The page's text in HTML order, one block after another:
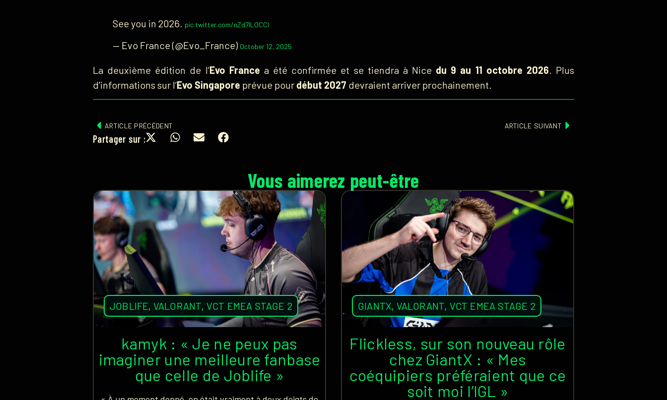
See you in 2026. pic.twitter.com/nZd7ILOCCl
— Evo France (@Evo_France) October 12, 2025
La deuxième édition de l’Evo France a été confirmée et se tiendra à Nice du 9 au 11 octobre 2026. Plus
d’informations sur l’Evo Singapore prévue pour début 2027 devraient arriver prochainement.
ARTICLE PRÉCÉDENT ARTICLE SUIVANT
Partager sur :
Vous aimerez peut-être
JOBLIFE, VALORANT, VCT EMEA STAGE 2
kamyk : « Je ne peux pas
imaginer une meilleure fanbase
que celle de Joblife »
GIANTX, VALORANT, VCT EMEA STAGE 2
Flickless, sur son nouveau rôle
chez GiantX : « Mes
coéquipiers préféraient que ce
soit moi l’IGL »